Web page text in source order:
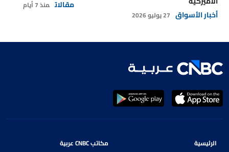
أخبار الأسواق 27 يوليو 2026
مقالات منذ 7 أيام
الرئيسية
مكاتب CNBC عربية